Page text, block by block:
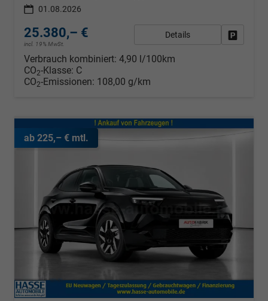
01.08.2026
25.380,– €
incl. 19% MwSt.
Details
Verbrauch kombiniert: 4,90 l/100km
CO2-Klasse: C
CO2-Emissionen: 108,00 g/km
ab 225,– € mtl.